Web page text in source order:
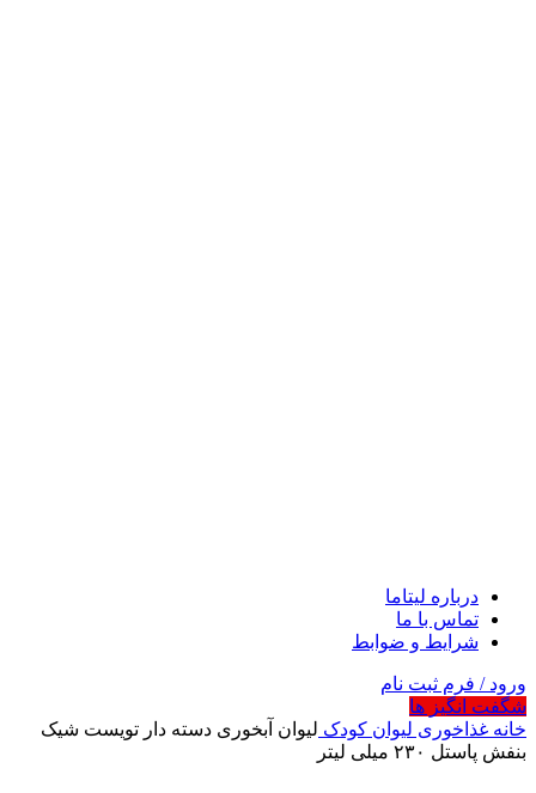
درباره لیتاما
تماس با ما
شرایط و ضوابط
ورود / فرم ثبت نام
شگفت انگیز ها
خانه غذاخوری لیوان کودک لیوان آبخوری دسته دار تویست شیک
بنفش پاستل ۲۳۰ میلی لیتر